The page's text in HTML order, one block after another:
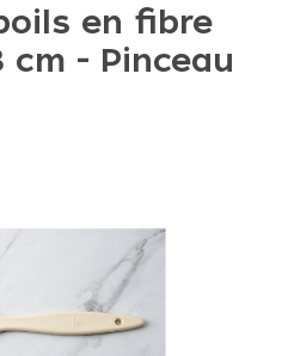
en fibre
- Pinceau